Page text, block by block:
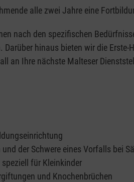
alle zwei Jahre eine
nach den spezifischen
hinaus bieten wir die
an Ihre nächste Malteser
der Schwere eines Vorfalls bei
speziell für Kleinkinder
und Knochenbrüchen